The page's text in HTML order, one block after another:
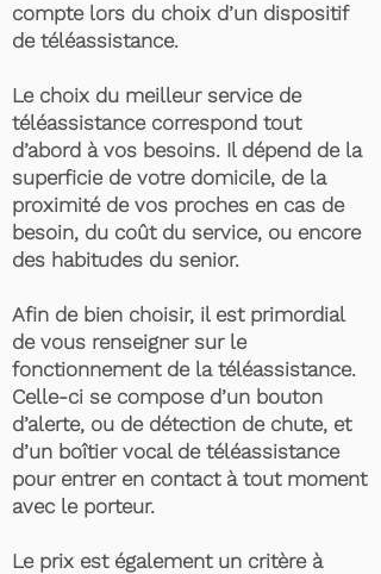
compte lors du choix d’un dispositif
de téléassistance.
Le choix du meilleur service de
téléassistance correspond tout
d’abord à vos besoins. Il dépend de la
superficie de votre domicile, de la
proximité de vos proches en cas de
besoin, du coût du service, ou encore
des habitudes du senior.
Afin de bien choisir, il est primordial
de vous renseigner sur le
fonctionnement de la téléassistance.
Celle-ci se compose d’un bouton
d’alerte, ou de détection de chute, et
d’un boîtier vocal de téléassistance
pour entrer en contact à tout moment
avec le porteur.
Le prix est également un critère à